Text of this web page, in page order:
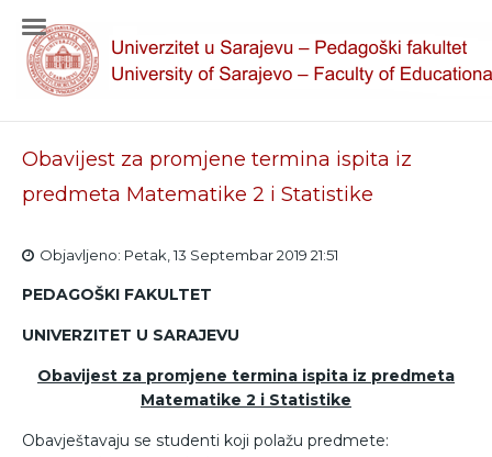
Obavijest za promjene termina ispita iz
predmeta Matematike 2 i Statistike
Objavljeno: Petak, 13 Septembar 2019 21:51
PEDAGOŠKI FAKULTET
UNIVERZITET U SARAJEVU
Obavijest za promjene termina ispita iz predmeta
Matematike 2 i Statistike
Obavještavaju se studenti koji polažu predmete: